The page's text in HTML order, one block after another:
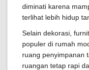
diminati karena
terlihat lebih hidup
Selain dekorasi,
populer di rumah
ruang penyimpanan
ruangan tetap rapi